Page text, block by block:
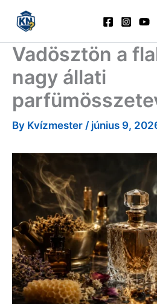
content
Vadösztön a
nagy állati
By Kvízmester / június 9,